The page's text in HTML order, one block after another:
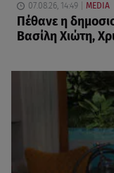
07.08.26, 14:49 MEDIA
Πέθανε η
Βασίλη Χιώτη,